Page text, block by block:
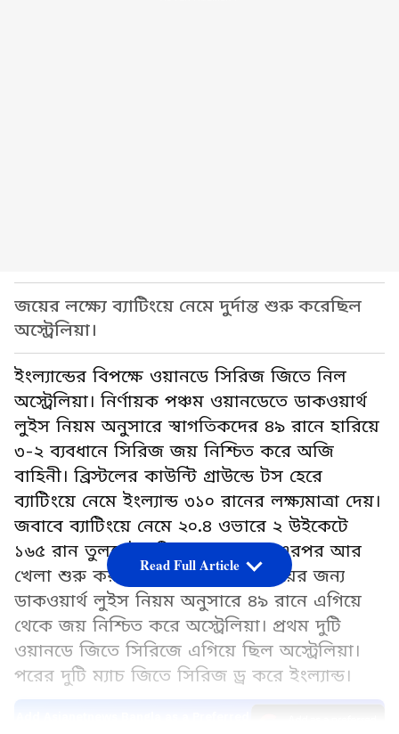
জয়ের লক্ষ্যে ব্যাটিংয়ে নেমে দুর্দান্ত শুরু করেছিল
অস্ট্রেলিয়া।
ইংল্যান্ডের বিপক্ষে ওয়ানডে সিরিজ জিতে নিল
অস্ট্রেলিয়া। নির্ণায়ক পঞ্চম ওয়ানডেতে ডাকওয়ার্থ
লুইস নিয়ম অনুসারে স্বাগতিকদের ৪৯ রানে হারিয়ে
৩-২ ব্যবধানে সিরিজ জয় নিশ্চিত করে অজি
বাহিনী। ব্রিস্টলের কাউন্টি গ্রাউন্ডে টস হেরে
ব্যাটিংয়ে নেমে ইংল্যান্ড ৩১০ রানের লক্ষ্যমাত্রা দেয়।
জবাবে ব্যাটিংয়ে নেমে ২০.৪ ওভারে ২ উইকেটে
১৬৫ রান তুলতেই বৃষ্টি আঘাত হানে। এরপর আর
খেলা শুরু করা সম্ভব হয়নি। ফলে জয়ের জন্য
ডাকওয়ার্থ লুইস নিয়ম অনুসারে ৪৯ রানে এগিয়ে
থেকে জয় নিশ্চিত করে অস্ট্রেলিয়া। প্রথম দুটি
ওয়ানডে জিতে সিরিজে এগিয়ে ছিল অস্ট্রেলিয়া।
পরের দুটি ম্যাচ জিতে সিরিজ ড্র করে ইংল্যান্ড।
Read Full Article